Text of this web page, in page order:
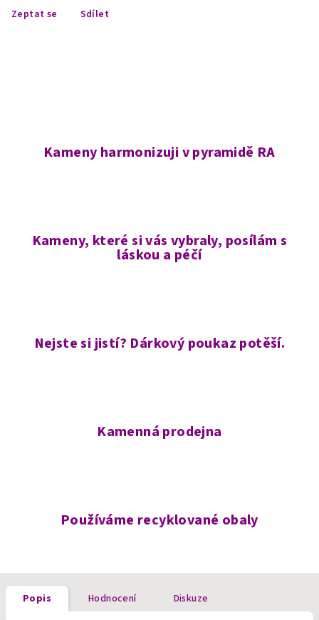
Zeptat se Sdílet
Kameny harmonizuji v pyramidě RA
Kameny, které si vás vybraly, posílám s
láskou a péčí
Nejste si jistí? Dárkový poukaz potěší.
Kamenná prodejna
Používáme recyklované obaly
Popis Hodnocení Diskuze